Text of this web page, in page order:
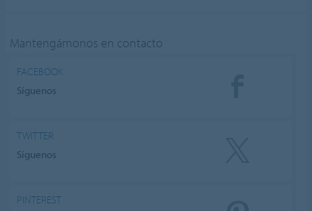
Mantengámonos en contacto
FACEBOOK
Síguenos
TWITTER
Síguenos
PINTEREST